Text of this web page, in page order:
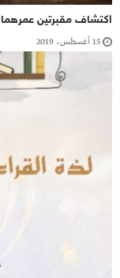
اكتشاف مقبرتين عمرهما 3400 سنة بحالة سليمة فى اليونان
15 أغسطس، 2019